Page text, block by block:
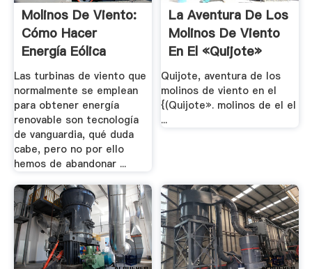
Molinos De Viento:
Cómo Hacer
Energía Eólica
Casera
Las turbinas de viento que
normalmente se emplean
para obtener energía
renovable son tecnología
de vanguardia, qué duda
cabe, pero no por ello
hemos de abandonar ...
La Aventura De Los
Molinos De Viento
En El «Quijote»
Quijote, aventura de los
molinos de viento en el
{(Quijote». molinos de el el
...